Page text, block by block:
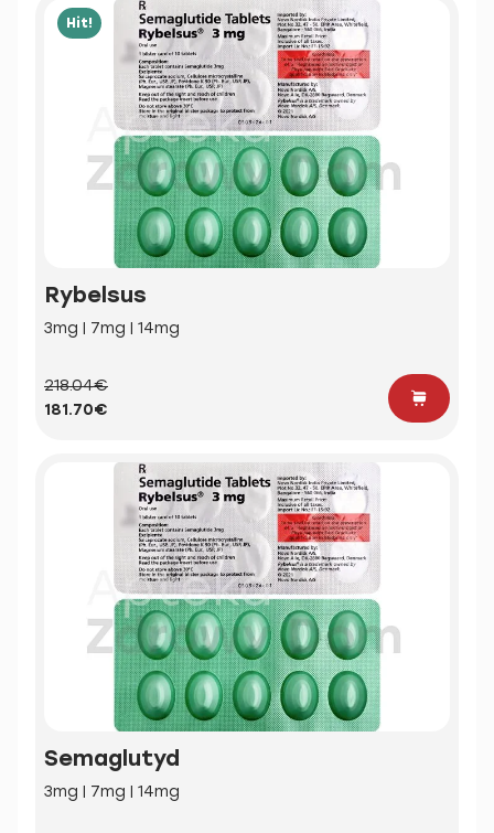
Hit!
Rybelsus
3mg | 7mg | 14mg
218.04€
181.70€
Semaglutyd
3mg | 7mg | 14mg